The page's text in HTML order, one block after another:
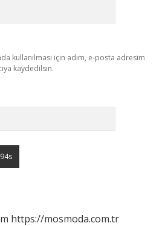
kullanılması için adım, e-posta adresim
kaydedilsin.
https://mosmoda.com.tr